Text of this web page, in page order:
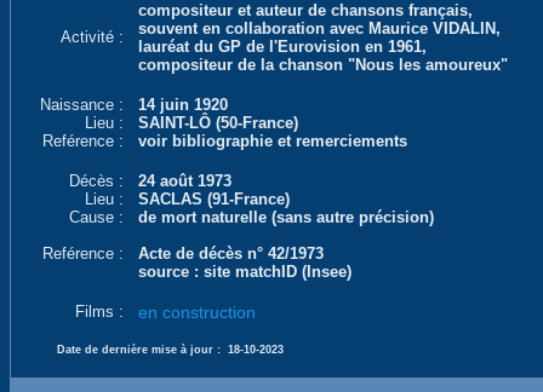
Activité :
compositeur et auteur de chansons français,
souvent en collaboration avec Maurice VIDALIN,
lauréat du GP de l'Eurovision en 1961,
compositeur de la chanson "Nous les amoureux"
Naissance :
14 juin 1920
Lieu :
SAINT-LÔ (50-France)
Reférence :
voir bibliographie et remerciements
Décès :
24 août 1973
Lieu :
SACLAS (91-France)
Cause :
de mort naturelle (sans autre précision)
Reférence :
Acte de décès n° 42/1973
source : site matchID (Insee)
Films : en construction
Date de dernière mise à jour : 18-10-2023